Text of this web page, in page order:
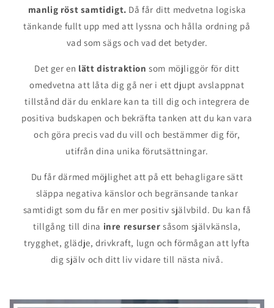
manlig röst samtidigt. Då får ditt medvetna logiska
tänkande fullt upp med att lyssna och hålla ordning på
vad som sägs och vad det betyder.
Det ger en lätt distraktion som möjliggör för ditt
omedvetna att låta dig gå ner i ett djupt avslappnat
tillstånd där du enklare kan ta till dig och integrera de
positiva budskapen och bekräfta tanken att du kan vara
och göra precis vad du vill och bestämmer dig för,
utifrån dina unika förutsättningar.
Du får därmed möjlighet att på ett behagligare sätt
släppa negativa känslor och begränsande tankar
samtidigt som du får en mer positiv självbild. Du kan få
tillgång till dina inre resurser såsom självkänsla,
trygghet, glädje, drivkraft, lugn och förmågan att lyfta
dig själv och ditt liv vidare till nästa nivå.